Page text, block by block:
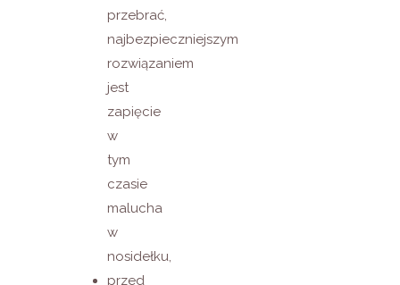
przebrać,
najbezpieczniejszym
rozwiązaniem
jest
zapięcie
w
tym
czasie
malucha
w
nosidełku,
przed